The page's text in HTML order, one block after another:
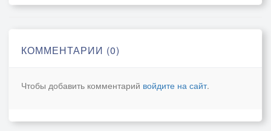
КОММЕНТАРИИ (0)
Чтобы добавить комментарий войдите на сайт.